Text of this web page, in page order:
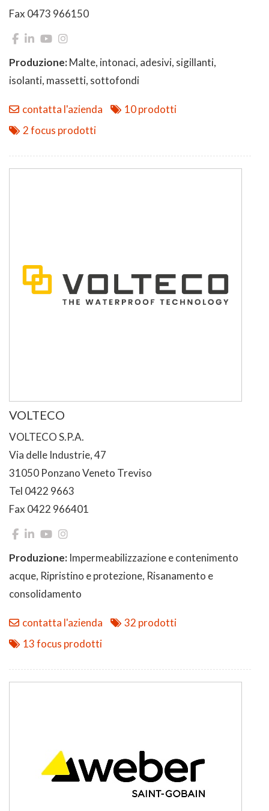
Fax 0473 966150
Produzione:Malte, intonaci, adesivi, sigillanti,
isolanti, massetti, sottofondi
contatta l'azienda
10 prodotti
2 focus prodotti
VOLTECO
VOLTECO S.P.A.
Via delle Industrie, 47
31050 Ponzano Veneto Treviso
Tel 0422 9663
Fax 0422 966401
Produzione: Impermeabilizzazione e contenimento
acque, Ripristino e protezione, Risanamento e
consolidamento
contatta l'azienda
32 prodotti
13 focus prodotti